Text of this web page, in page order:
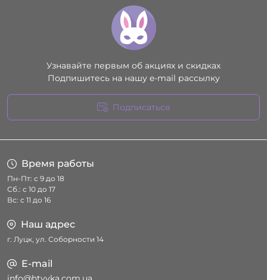
Узнавайте первым об акциях и скидках
Подпишитесь на нашу e-mail рассылку
Подписаться
Время работы
Пн-Пт: с 9 до 18
Сб.: с 10 до 17
Вс: с 11 до 16
Наш адрес
г. Луцк, ул. Соборности 14
E-mail